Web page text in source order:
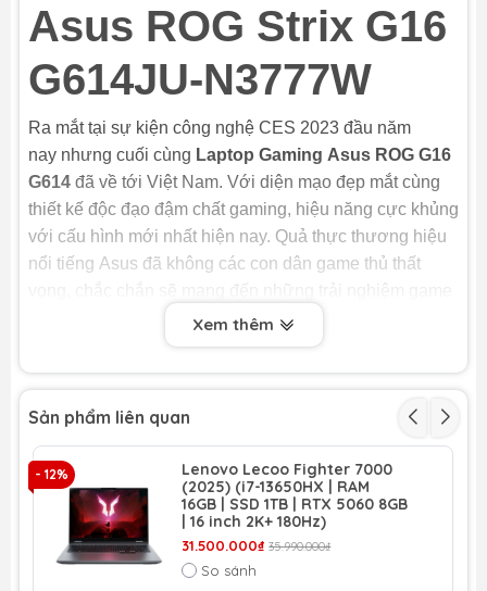
Asus ROG Strix G16
G614JU-N3777W
Ra mắt tại sự kiện công nghệ CES 2023 đầu năm
nay nhưng cuối cùng Laptop Gaming Asus ROG G16
G614 đã về tới Việt Nam. Với diện mạo đẹp mắt cùng
thiết kế độc đạo đậm chất gaming, hiệu năng cực khủng
với cấu hình mới nhất hiện nay. Quả thực thương hiệu
nổi tiếng Asus đã không các con dân game thủ thất
đỉnh cao cho game thủ.
Hãy cùngLaptopTCLtheo dõi bài viết dưới đây để xem
siêu phẩm này có gì nổi trội nhé!
Đặc điểm nổi bật
Thiết kế
Khi nhắc đến các sản phẩm Laptopthuộc dòng ROG
nhà Asus thì không thể không nhắc đến vẻ ngoài của
Xem thêm
Sản phẩm liên quan
- 12%
Lenovo Lecoo Fighter 7000
(2025) (i7-13650HX | RAM
16GB | SSD 1TB | RTX 5060 8GB
| 16 inch 2K+ 180Hz)
31.500.000₫ 35.990.000₫
So sánh